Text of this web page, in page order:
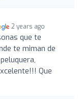
2 years ago
que te
te miman de
Que